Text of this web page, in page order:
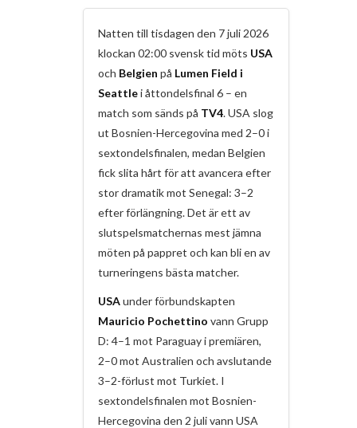
Natten till tisdagen den 7 juli 2026
klockan 02:00 svensk tid möts USA
och Belgien på Lumen Field i
Seattlei åttondelsfinal 6 – en
match som sänds på TV4. USA slog
ut Bosnien-Hercegovina med 2–0 i
sextondelsfinalen, medan Belgien
fick slita hårt för att avancera efter
stor dramatik mot Senegal: 3–2
efter förlängning. Det är ett av
slutspelsmatchernas mest jämna
möten på pappret och kan bli en av
turneringens bästa matcher.
USAunder förbundskapten
Mauricio Pochettino vann Grupp
D: 4–1 mot Paraguay i premiären,
2–0 mot Australien och avslutande
3–2-förlust mot Turkiet. I
sextondelsfinalen mot Bosnien-
Hercegovina den 2 juli vann USA